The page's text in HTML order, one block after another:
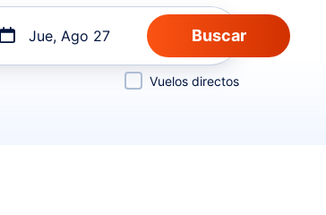
Jue, Ago 27
Vuelos directos